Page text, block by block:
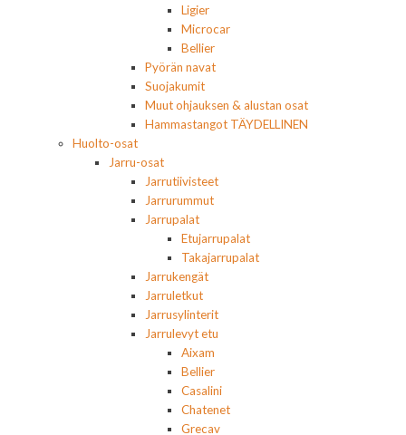
Ligier
Microcar
Bellier
Pyörän navat
Suojakumit
Muut ohjauksen & alustan osat
Hammastangot TÄYDELLINEN
Huolto-osat
Jarru-osat
Jarrutiivisteet
Jarrurummut
Jarrupalat
Etujarrupalat
Takajarrupalat
Jarrukengät
Jarruletkut
Jarrusylinterit
Jarrulevyt etu
Aixam
Bellier
Casalini
Chatenet
Grecav